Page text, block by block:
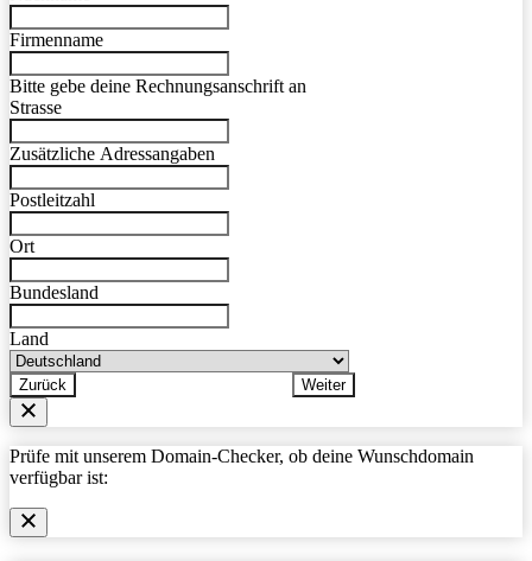
Firmenname
Bitte gebe deine Rechnungsanschrift an
Strasse
Zusätzliche Adressangaben
Postleitzahl
Ort
Bundesland
Land
Zurück Weiter
Prüfe mit unserem Domain-Checker, ob deine Wunschdomain
verfügbar ist: